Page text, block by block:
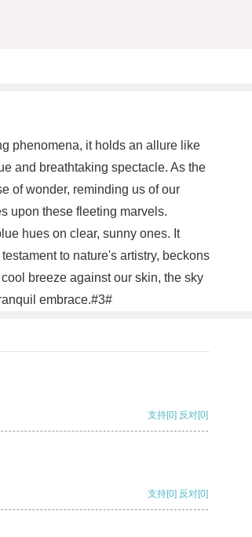
phenomena, it holds an allure like
and breathtaking spectacle. As the
of wonder, reminding us of our
upon these fleeting marvels.
hues on clear, sunny ones. It
to nature's artistry, beckons
breeze against our skin, the sky
embrace.#3#
支持[0] 反对[0]
支持[0] 反对[0]